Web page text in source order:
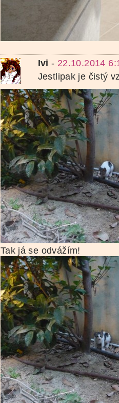
Ivi - 22.10.2014
Jestlipak je čistý
Tak já se odvážím!